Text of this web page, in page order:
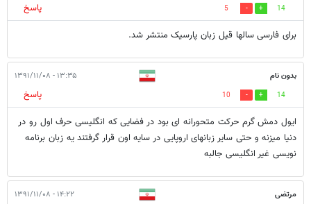
14
5
پاسخ
برای فارسی سالها قیل زبان پارسیک منتشر شد.
بدون نام ۱۳:۳۵ - ۱۳۹۱/۱۱/۰۸
14
10
پاسخ
ایول دمش گرم حرکت متحورانه ای بود در فضایی که انگلیسی حرف اول رو در
دنیا میزنه و حتی سایر زبانهای اروپایی در سایه اون قرار گرفتند یه زبان برنامه
نویسی غیر انگلیسی جالبه
مرتضی ۱۴:۲۲ - ۱۳۹۱/۱۱/۰۸